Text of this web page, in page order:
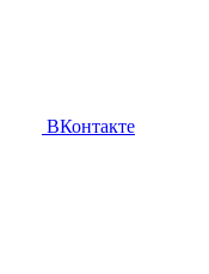
ВКонтакте